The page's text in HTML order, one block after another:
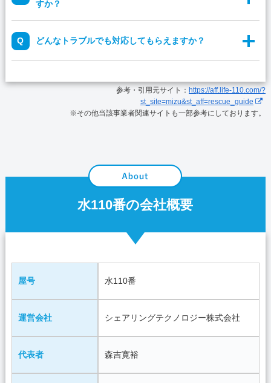
すか？
どんなトラブルでも対応してもらえますか？
参考・引用元サイト： https://aff.life-110.com/?
st_site=mizu&st_aff=rescue_guide
※その他当該事業者関連サイトも一部参考にしております。
水110番の会社概要
屋号 水110番
運営会社 シェアリングテクノロジー株式会社
代表者 森吉寛裕